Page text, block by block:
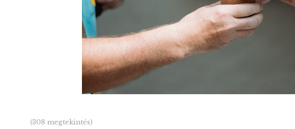
(308 megtekintés)